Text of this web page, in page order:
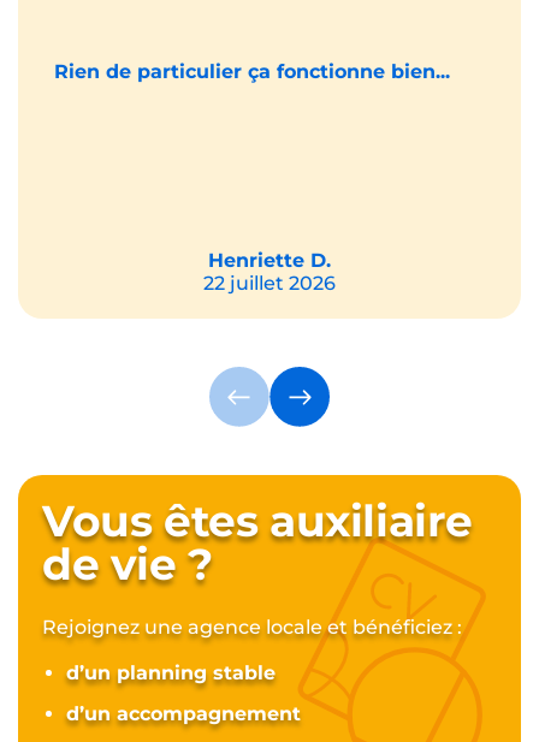
Rien de particulier ça fonctionne bien...
Henriette D.
22 juillet 2026
Vous êtes auxiliaire
de vie ?
Rejoignez une agence locale et bénéficiez :
d’un planning stable
d’un accompagnement